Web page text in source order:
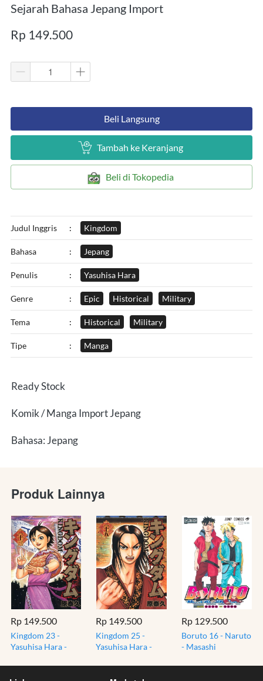
Sejarah Bahasa Jepang Import
Rp 149.500
`Beli Langsung
` Tambah ke Keranjang
` Beli di Tokopedia
Judul Inggris : Kingdom
Bahasa : Jepang
Penulis : Yasuhisa Hara
Genre : Epic Historical Military
Tema : Historical Military
Tipe : Manga
Ready Stock
Komik / Manga Import Jepang
Bahasa: Jepang
Produk Lainnya
Rp 149.500
Kingdom 23 -
Yasuhisa Hara -
Rp 149.500
Kingdom 25 -
Yasuhisa Hara -
Rp 129.500
Boruto 16 - Naruto
- Masashi